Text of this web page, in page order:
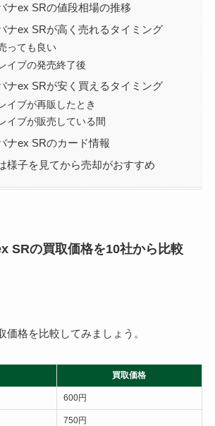
ナex SRの値段相場の推移
ナex SRが高く売れるタイミング
っても良い
イブの発売終了後
ナex SRが安く買えるタイミング
イブが再販したとき
イブが販売している間
ナex SRのカード情報
様子を見てから売却がおすすめ
SRの買取価格を10社から比較
価格を比較してみましょう。
買取価格
600円
750円